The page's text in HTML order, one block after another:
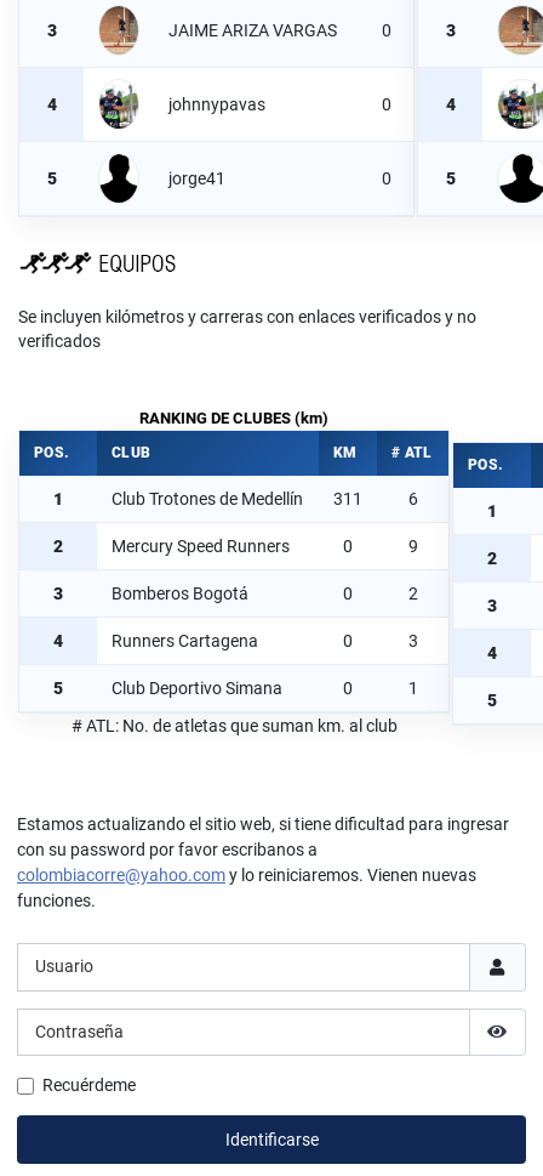
3 JAIME ARIZA VARGAS 0
4 johnnypavas 0
5 jorge41 0
3
4
5
Se incluyen kilómetros y carreras con enlaces verificados y no
verificados
RANKING DE CLUBES (km)
POS. CLUB KM # ATL
1 Club Trotones de Medellín 311 6
2 Mercury Speed Runners 0 9
3 Bomberos Bogotá 0 2
4 Runners Cartagena 0 3
5 Club Deportivo Simana 0
1
# ATL: No. de atletas que suman km. al club
POS.
1
2
3
4
5
Estamos actualizando el sitio web, si tiene dificultad para ingresar
con su password por favor escribanos a
colombiacorre@yahoo.comy lo reiniciaremos. Vienen nuevas
funciones.
Recuérdeme
Identificarse